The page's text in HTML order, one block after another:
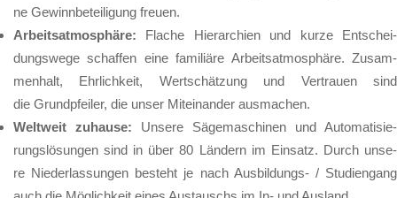
ne Ge­winn­be­tei­li­gung freu­en.
Ar­beits­at­mo­sphä­re: Fla­che Hier­ar­chi­en und kur­ze Ent­schei­
dungs­we­ge schaf­fen ei­ne fa­mi­li­ä­re Ar­beits­at­mo­sphä­re. Zu­sam­
men­halt, Ehr­lich­keit, Wert­schät­zung und Ver­trau­en sind
die Grund­pfei­ler, die un­ser Mit­ein­an­der aus­ma­chen.
Welt­weit zu­hau­se: Un­se­re Sä­ge­ma­schi­nen und Au­to­ma­ti­sie­
rungs­lö­sun­gen sind in über 80 Län­dern im Ein­satz. Durch un­se­
re Nie­der­las­sun­gen be­steht je nach Aus­bil­dungs- / Stu­di­en­gang